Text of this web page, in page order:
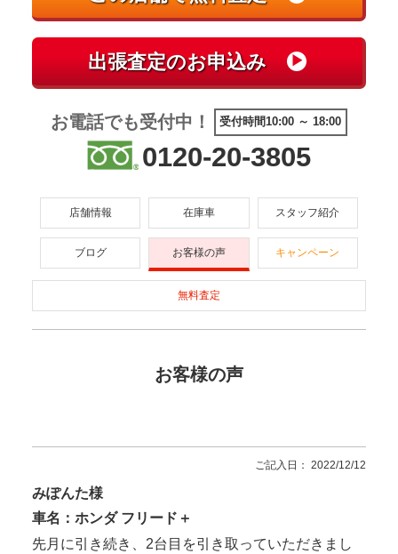
お電話でも受付中！ 受付時間10:00 ～ 18:00
0120-20-3805
店舗情報 在庫車 スタッフ紹介
ブログ お客様の声 キャンペーン
無料査定
お客様の声
ご記入日： 2022/12/12
みぽんた様
車名：ホンダ フリード＋
先月に引き続き、2台目を引き取っていただきまし